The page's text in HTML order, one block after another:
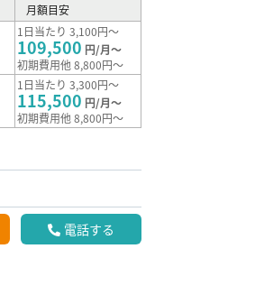
月額目安
1日当たり 3,100円～
109,500 円/月～
初期費用他 8,800円～
1日当たり 3,300円～
115,500 円/月～
初期費用他 8,800円～
電話する